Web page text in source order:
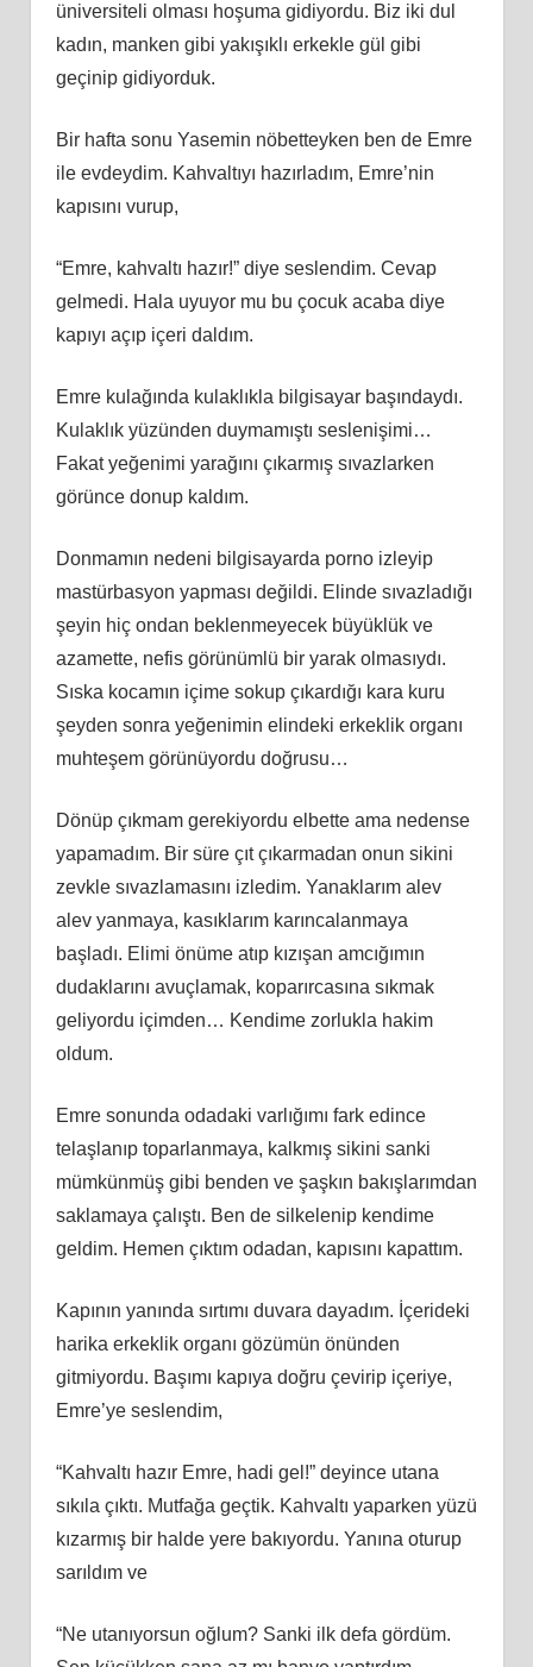
üniversiteli olması hoşuma gidiyordu. Biz iki dul
kadın, manken gibi yakışıklı erkekle gül gibi
geçinip gidiyorduk.
Bir hafta sonu Yasemin nöbetteyken ben de Emre
ile evdeydim. Kahvaltıyı hazırladım, Emre’nin
kapısını vurup,
“Emre, kahvaltı hazır!” diye seslendim. Cevap
gelmedi. Hala uyuyor mu bu çocuk acaba diye
kapıyı açıp içeri daldım.
Emre kulağında kulaklıkla bilgisayar başındaydı.
Kulaklık yüzünden duymamıştı seslenişimi…
Fakat yeğenimi yarağını çıkarmış sıvazlarken
görünce donup kaldım.
Donmamın nedeni bilgisayarda porno izleyip
mastürbasyon yapması değildi. Elinde sıvazladığı
şeyin hiç ondan beklenmeyecek büyüklük ve
azamette, nefis görünümlü bir yarak olmasıydı.
Sıska kocamın içime sokup çıkardığı kara kuru
şeyden sonra yeğenimin elindeki erkeklik organı
muhteşem görünüyordu doğrusu…
Dönüp çıkmam gerekiyordu elbette ama nedense
yapamadım. Bir süre çıt çıkarmadan onun sikini
zevkle sıvazlamasını izledim. Yanaklarım alev
alev yanmaya, kasıklarım karıncalanmaya
başladı. Elimi önüme atıp kızışan amcığımın
dudaklarını avuçlamak, koparırcasına sıkmak
geliyordu içimden… Kendime zorlukla hakim
oldum.
Emre sonunda odadaki varlığımı fark edince
telaşlanıp toparlanmaya, kalkmış sikini sanki
mümkünmüş gibi benden ve şaşkın bakışlarımdan
saklamaya çalıştı. Ben de silkelenip kendime
geldim. Hemen çıktım odadan, kapısını kapattım.
Kapının yanında sırtımı duvara dayadım. İçerideki
harika erkeklik organı gözümün önünden
gitmiyordu. Başımı kapıya doğru çevirip içeriye,
Emre’ye seslendim,
“Kahvaltı hazır Emre, hadi gel!” deyince utana
sıkıla çıktı. Mutfağa geçtik. Kahvaltı yaparken yüzü
kızarmış bir halde yere bakıyordu. Yanına oturup
sarıldım ve
“Ne utanıyorsun oğlum? Sanki ilk defa gördüm.